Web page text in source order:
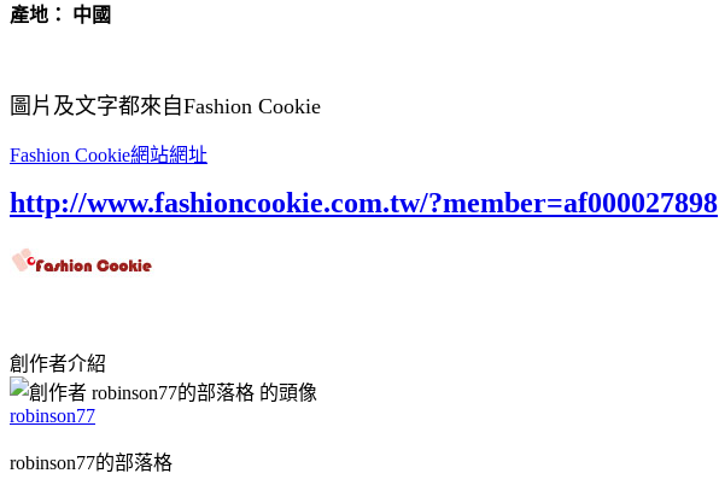
產地： 中國
圖片及文字都來自Fashion Cookie
Fashion Cookie網站網址
http://www.fashioncookie.com.tw/?member=af000027898
創作者介紹
robinson77
robinson77的部落格